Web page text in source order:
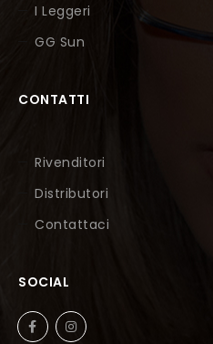
I Leggeri
GG Sun
CONTATTI
Rivenditori
Distributori
Contattaci
SOCIAL